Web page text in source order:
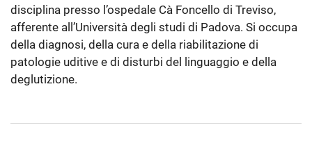
disciplina presso l’ospedale Cà Foncello di Treviso,
afferente all’Università degli studi di Padova. Si occupa
della diagnosi, della cura e della riabilitazione di
patologie uditive e di disturbi del linguaggio e della
deglutizione.